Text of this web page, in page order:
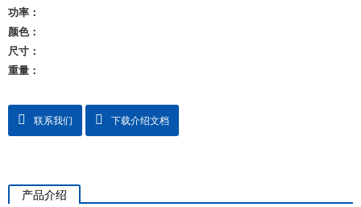
功率：
颜色：
尺寸：
重量：
联系我们 下载介绍文档
产品介绍